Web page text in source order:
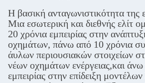
Η βασική ανταγωνιστικότητα της
Μια εσωτερική και διεθνής ελίτ
20 χρόνια εμπειρίας στην
οχημάτων, πάνω από 10 χρόνια
άυλων περιουσιακών στοιχείων
νέων οχημάτων ενέργειας,και
εμπειρίας στην επίδειξη